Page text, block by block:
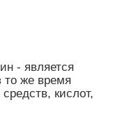
- является
то же время
кислот,